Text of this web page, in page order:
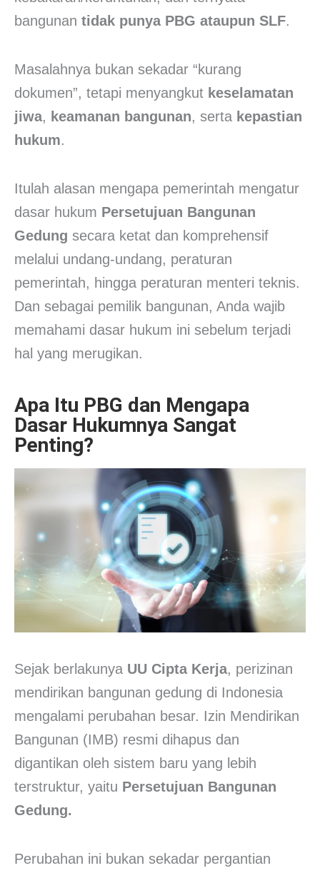
bangunan tidak punya PBG ataupun SLF.
Masalahnya bukan sekadar “kurang
dokumen”, tetapi menyangkut keselamatan
jiwa, keamanan bangunan, serta kepastian
hukum.
Itulah alasan mengapa pemerintah mengatur
dasar hukum Persetujuan Bangunan
Gedung secara ketat dan komprehensif
melalui undang-undang, peraturan
pemerintah, hingga peraturan menteri teknis.
Dan sebagai pemilik bangunan, Anda wajib
memahami dasar hukum ini sebelum terjadi
hal yang merugikan.
Apa Itu PBG dan Mengapa
Dasar Hukumnya Sangat
Penting?
Sejak berlakunya UU Cipta Kerja, perizinan
mendirikan bangunan gedung di Indonesia
mengalami perubahan besar. Izin Mendirikan
Bangunan (IMB) resmi dihapus dan
digantikan oleh sistem baru yang lebih
terstruktur, yaitu Persetujuan Bangunan
Gedung.
Perubahan ini bukan sekadar pergantian